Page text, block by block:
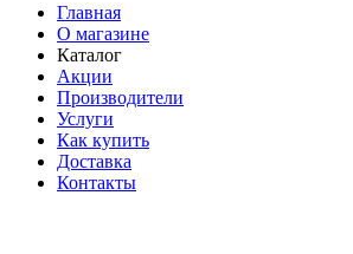
Главная
О магазине
Каталог
Акции
Производители
Услуги
Как купить
Доставка
Контакты